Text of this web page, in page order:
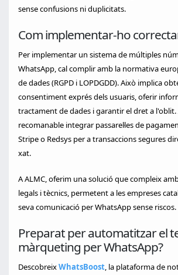
sense confusions ni duplicitats.
Com implementar-ho
Per implementar un sistema de múltiples
WhatsApp, cal complir amb la normativa
de dades (RGPD i LOPDGDD). Això implica
consentiment exprés dels usuaris, oferir
tractament de dades i garantir el dret a l'oblit.
recomanable integrar passarel·les de
Stripe o Redsys per a transaccions segures
xat.
A ALMC, oferim una solució que compleix
legals i tècnics, permetent a les empreses
seva comunicació per WhatsApp sense riscos.
Preparat per automatitzar el
màrqueting per WhatsApp?
DescobreixWhatsBoost, la plataforma de